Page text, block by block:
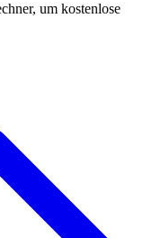
um kostenlose